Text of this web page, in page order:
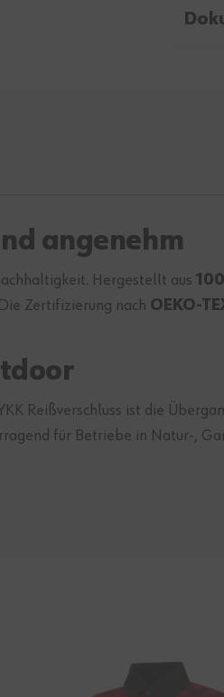
angenehm
Hergestellt aus
Zertifizierung nach OEKO-
Reißverschluss ist die
für Betriebe in Natur-,